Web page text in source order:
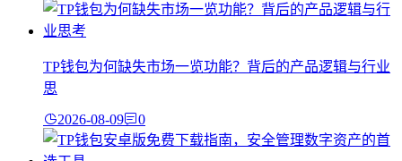
TP钱包为何缺失市场一览功能？背后的产品逻辑与行业
思
2026-08-09 0